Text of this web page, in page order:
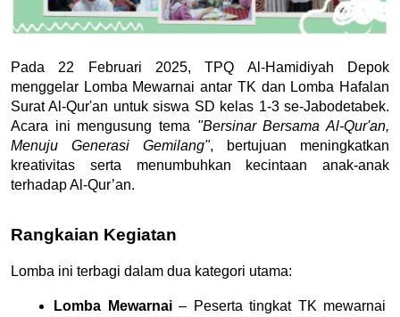
Pada 22 Februari 2025, TPQ Al-Hamidiyah Depok
menggelar Lomba Mewarnai antar TK dan Lomba Hafalan
Surat Al-Qur'an untuk siswa SD kelas 1-3 se-Jabodetabek.
Acara ini mengusung tema "Bersinar Bersama Al-Qur'an,
Menuju Generasi Gemilang", bertujuan meningkatkan
kreativitas serta menumbuhkan kecintaan anak-anak
terhadap Al-Qur’an.
Rangkaian Kegiatan
Lomba ini terbagi dalam dua kategori utama:
Lomba Mewarnai – Peserta tingkat TK mewarnai